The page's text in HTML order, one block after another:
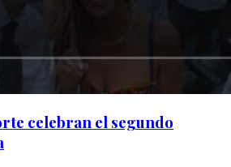
celebran el segundo